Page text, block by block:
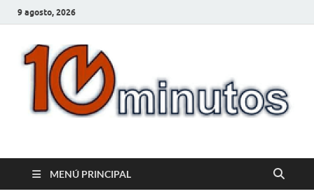
9 agosto, 2026
10minutos.com.uy
MENÚ PRINCIPAL